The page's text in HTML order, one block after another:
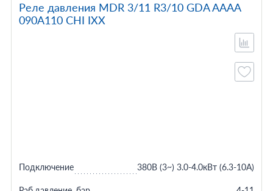
Реле давления MDR 3/11 R3/10 GDA AAAA
090A110 CHI IXX
Подключение 380В (3~) 3.0-4.0кВт (6.3-10A)